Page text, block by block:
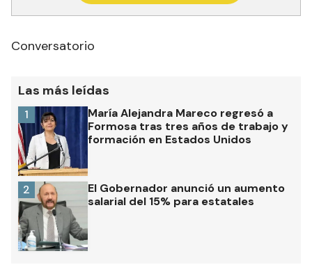
Conversatorio
Las más leídas
María Alejandra Mareco regresó a
Formosa tras tres años de trabajo y
formación en Estados Unidos
1
El Gobernador anunció un aumento
salarial del 15% para estatales
2